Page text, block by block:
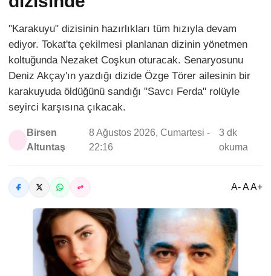
"Karakuyu" dizisinin hazırlıkları tüm hızıyla devam
ediyor. Tokat'ta çekilmesi planlanan dizinin yönetmen
koltuğunda Nezaket Coşkun oturacak. Senaryosunu
Deniz Akçay'ın yazdığı dizide Özge Törer ailesinin bir
karakuyuda öldüğünü sandığı "Savcı Ferda" rolüyle
seyirci karşısına çıkacak.
Birsen
Altuntaş
8 Ağustos 2026, Cumartesi -
22:16
3 dk
okuma
A- A A+